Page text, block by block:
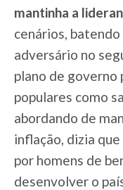
mantinha a
cenários,
adversário no
plano de
populares como
abordando de
inflação, dizia
por homens de
desenvolver o